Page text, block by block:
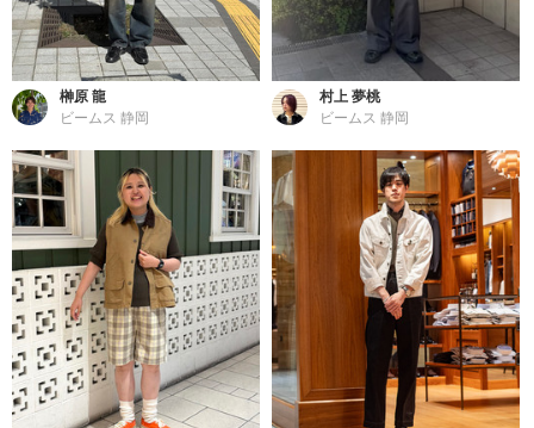
榊原 龍
ビームス 静岡
村上 夢桃
ビームス 静岡